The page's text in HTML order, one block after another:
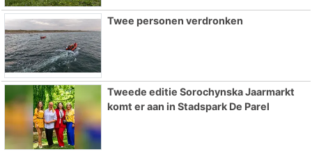
Twee personen verdronken
Tweede editie Sorochynska Jaarmarkt
komt er aan in Stadspark De Parel